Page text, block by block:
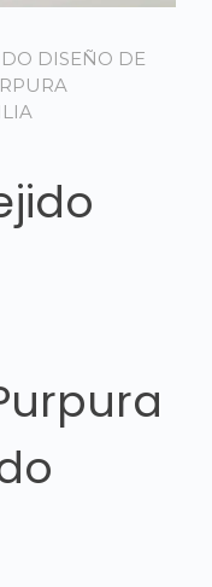
DISEÑO DE